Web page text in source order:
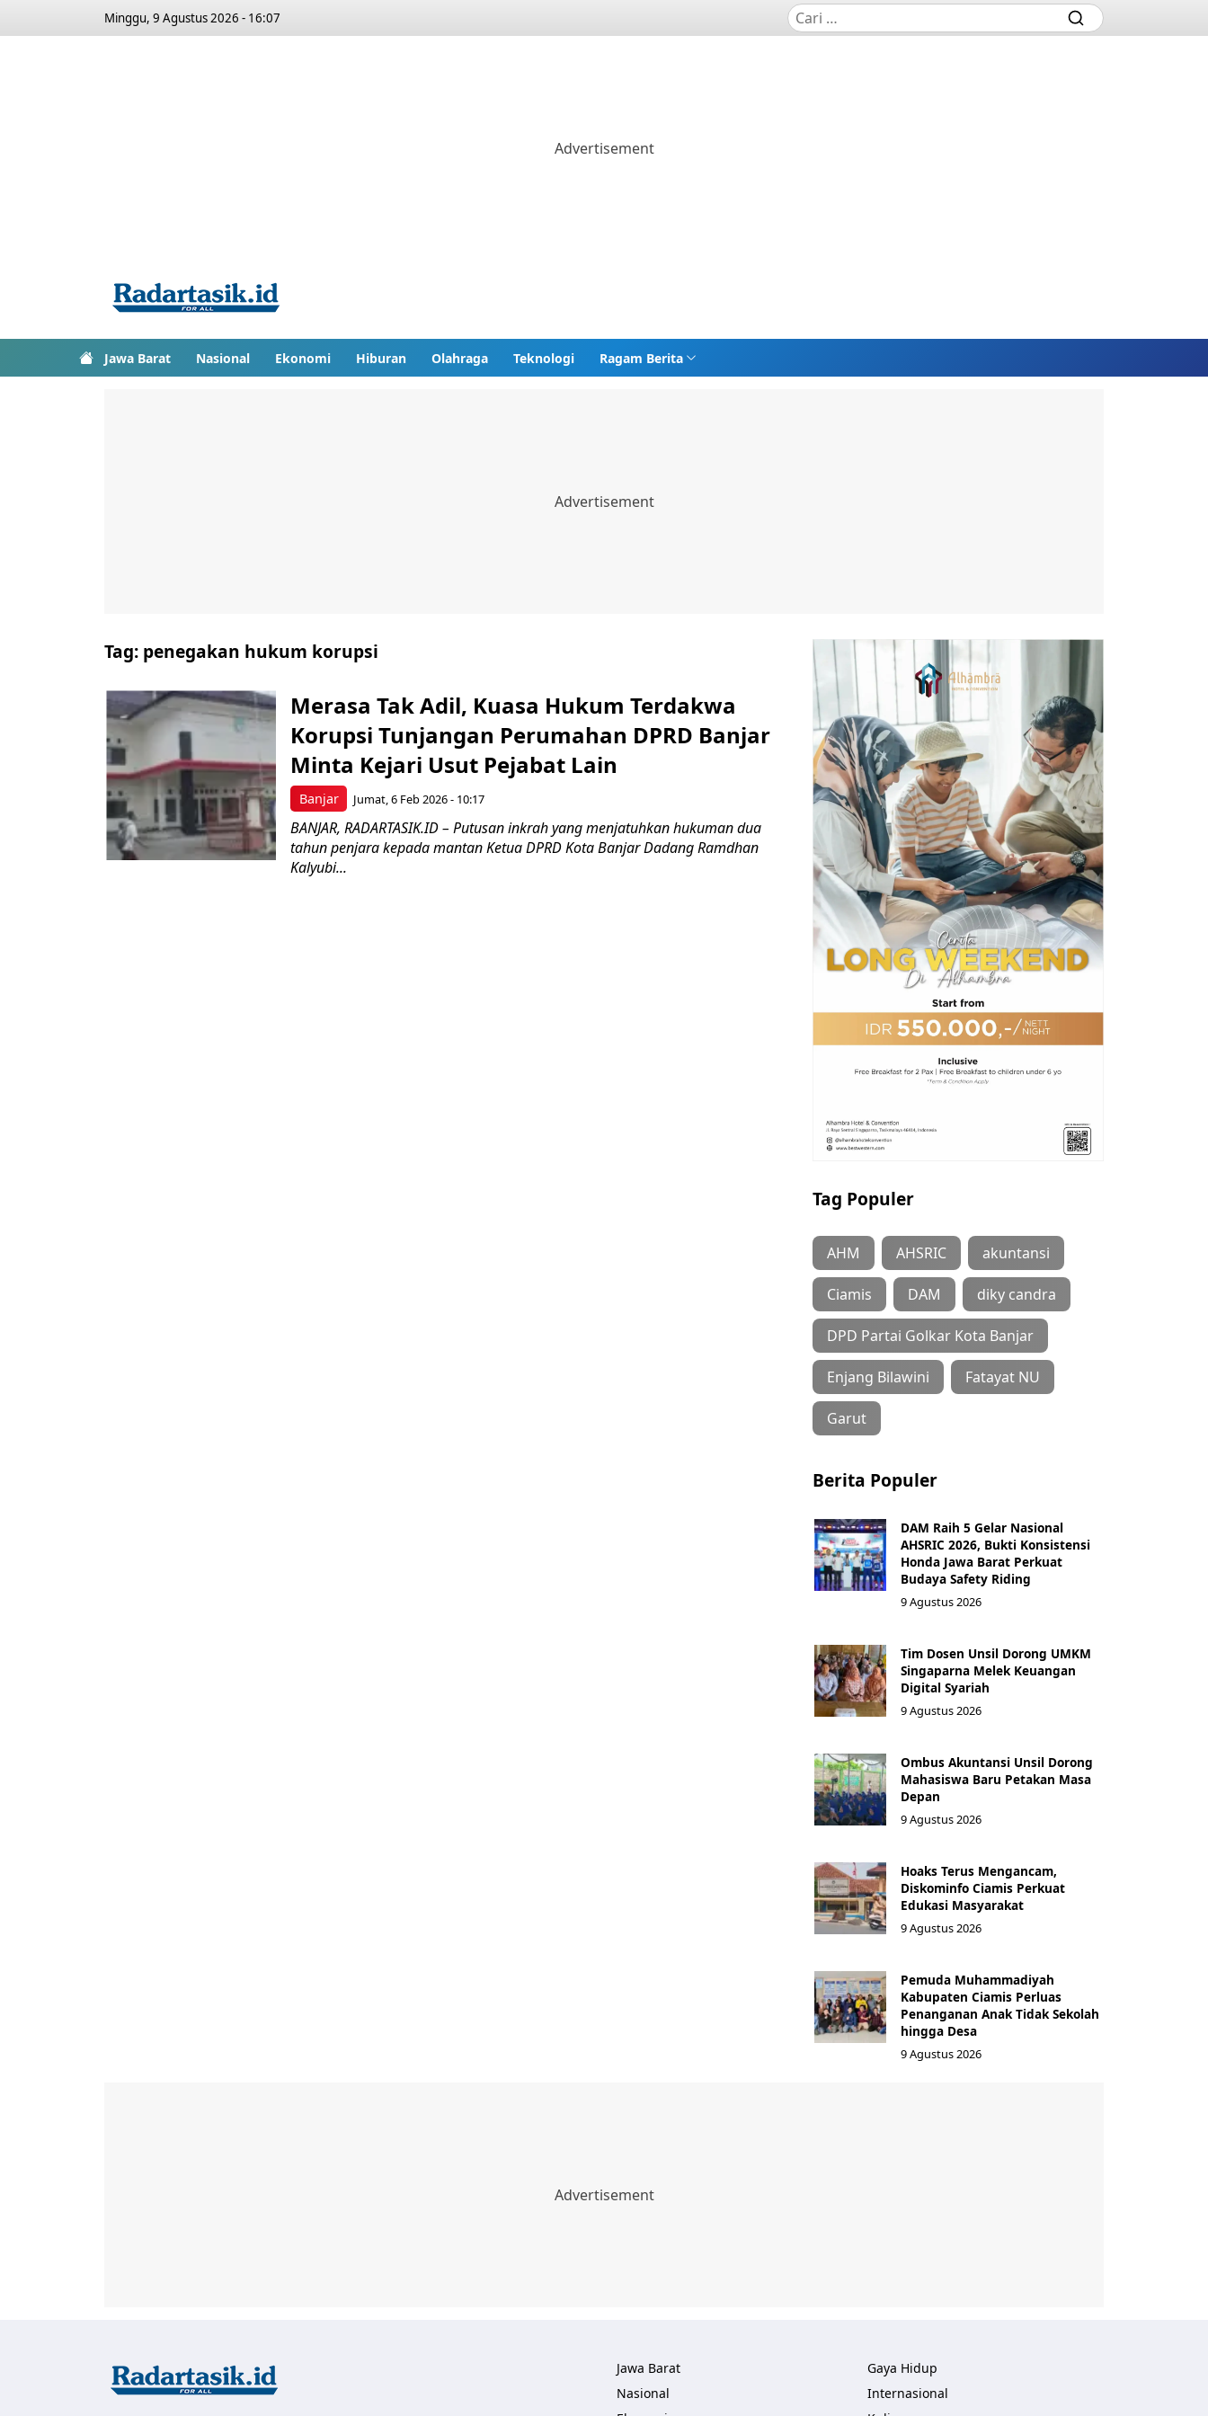
Minggu, 9 Agustus 2026 - 16:07
Jawa Barat Nasional Ekonomi Hiburan Olahraga Teknologi Ragam Berita
Tag: penegakan hukum korupsi
Banjar
Merasa Tak Adil, Kuasa Hukum Terdakwa
Korupsi Tunjangan Perumahan DPRD Banjar
Minta Kejari Usut Pejabat Lain
Jumat, 6 Feb 2026 - 10:17
BANJAR, RADARTASIK.ID – Putusan inkrah yang menjatuhkan hukuman dua
tahun penjara kepada mantan Ketua DPRD Kota Banjar Dadang Ramdhan
Kalyubi...
Tag Populer
AHM AHSRIC akuntansi
Ciamis DAM diky candra
DPD Partai Golkar Kota Banjar
Enjang Bilawini Fatayat NU
Garut
Berita Populer
DAM Raih 5 Gelar Nasional
AHSRIC 2026, Bukti Konsistensi
Honda Jawa Barat Perkuat
Budaya Safety Riding
9 Agustus 2026
Tim Dosen Unsil Dorong UMKM
Singaparna Melek Keuangan
Digital Syariah
9 Agustus 2026
Ombus Akuntansi Unsil Dorong
Mahasiswa Baru Petakan Masa
Depan
9 Agustus 2026
Hoaks Terus Mengancam,
Diskominfo Ciamis Perkuat
Edukasi Masyarakat
9 Agustus 2026
Pemuda Muhammadiyah
Kabupaten Ciamis Perluas
Penanganan Anak Tidak Sekolah
hingga Desa
9 Agustus 2026
Jawa Barat
Nasional
Gaya Hidup
Internasional